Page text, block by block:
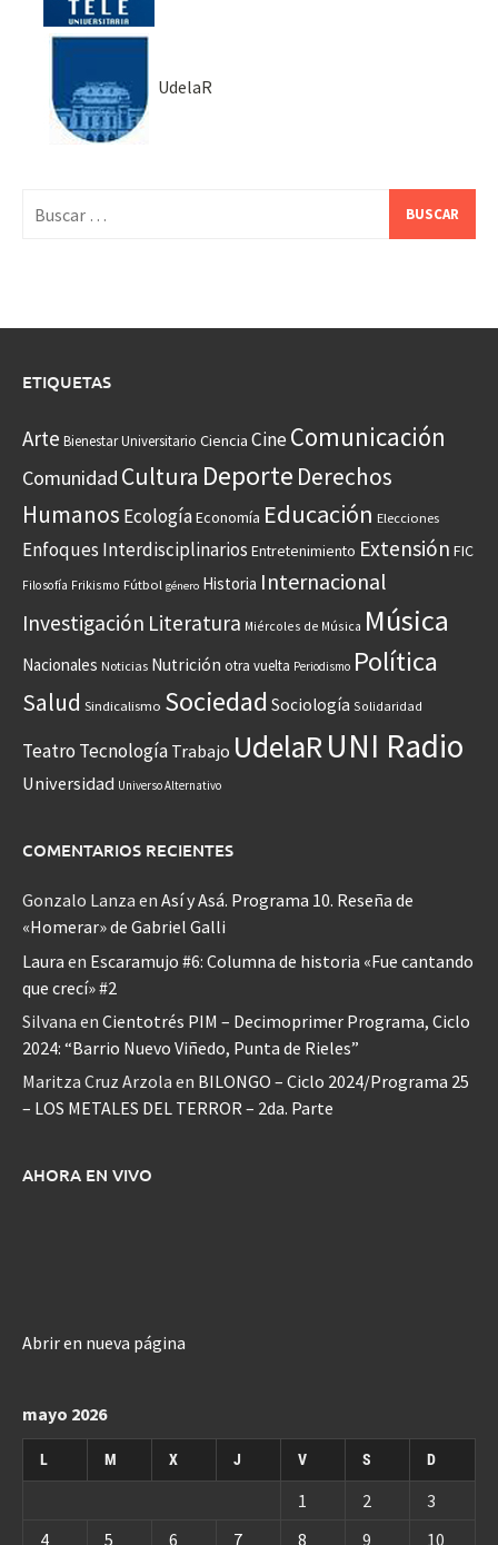
UdelaR
ETIQUETAS
Arte Bienestar Universitario Ciencia CineComunicación
Comunidad Cultura Deporte Derechos
Humanos EcologíaEconomía Educación Elecciones
Enfoques Interdisciplinarios Entretenimiento Extensión FIC
Filosofía Frikismo Fútbol género Historia Internacional
Investigación Literatura Miércoles de Música Música
Nacionales Noticias Nutrición otra vuelta Periodismo Política
Salud Sindicalismo Sociedad Sociología Solidaridad
Teatro Tecnología Trabajo UdelaRUNI Radio
Universidad Universo Alternativo
COMENTARIOS RECIENTES
Gonzalo Lanza en Así y Asá. Programa 10. Reseña de
«Homerar» de Gabriel Galli
Laura en Escaramujo #6: Columna de historia «Fue cantando
que crecí» #2
Silvana en Cientotrés PIM – Decimoprimer Programa, Ciclo
2024: “Barrio Nuevo Viñedo, Punta de Rieles”
Maritza Cruz Arzola en BILONGO – Ciclo 2024/Programa 25
– LOS METALES DEL TERROR – 2da. Parte
AHORA EN VIVO
Abrir en nueva página
mayo 2026
L M X J V S D
1 2
3
4
5 6 7 8 9 10